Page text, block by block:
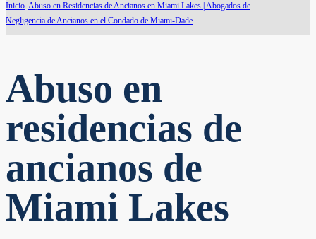
Inicio Abuso en Residencias de Ancianos en Miami Lakes | Abogados de
Negligencia de Ancianos en el Condado de Miami-Dade
Abuso en
residencias de
ancianos de
Miami Lakes